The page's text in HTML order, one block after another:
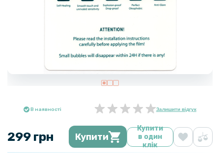
В наявності Залишити відгук
299 грн Купити
Купити
в один
клік